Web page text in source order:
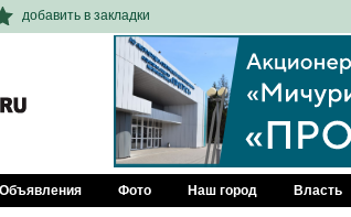
добавить в закладки
Объявления Фото Наш город Власть